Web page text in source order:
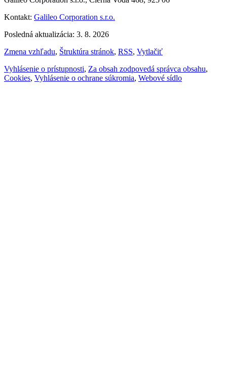
Kontakt: Galileo Corporation s.r.o.
Posledná aktualizácia: 3. 8. 2026
Zmena vzhľadu, Štruktúra stránok, RSS, Vytlačiť
Vyhlásenie o prístupnosti, Za obsah zodpovedá správca obsahu,
Cookies, Vyhlásenie o ochrane súkromia, Webové sídlo